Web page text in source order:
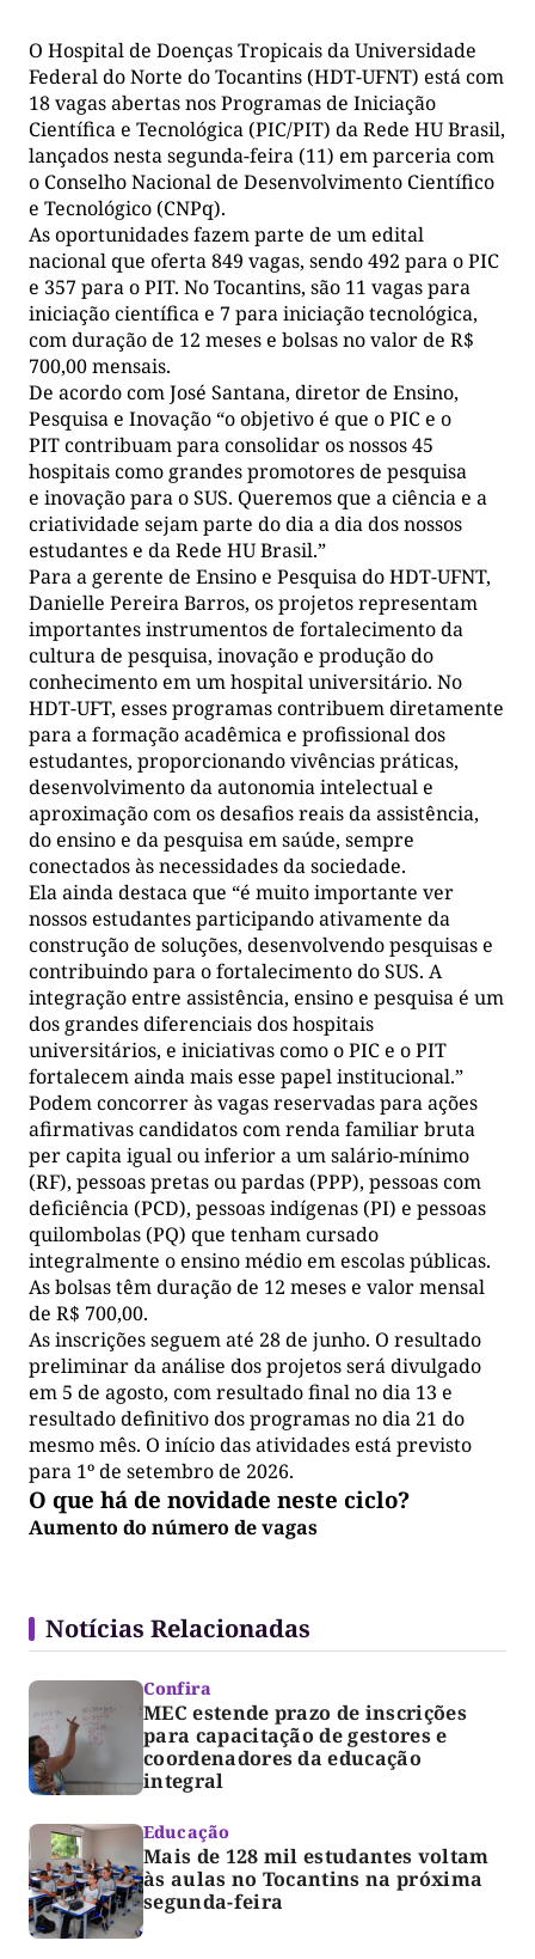
O Hospital de Doenças Tropicais da Universidade
Federal do Norte do Tocantins (HDT-UFNT) está com
18 vagas abertas nos Programas de Iniciação
Científica e Tecnológica (PIC/PIT) da Rede HU Brasil,
lançados nesta segunda-feira (11) em parceria com
o Conselho Nacional de Desenvolvimento Científico
e Tecnológico (CNPq).
As oportunidades fazem parte de um edital
nacional que oferta 849 vagas, sendo 492 para o PIC
e 357 para o PIT. No Tocantins, são 11 vagas para
iniciação científica e 7 para iniciação tecnológica,
com duração de 12 meses e bolsas no valor de R$
700,00 mensais.
De acordo com José Santana, diretor de Ensino,
Pesquisa e Inovação “o objetivo é que o PIC e o
PIT contribuam para consolidar os nossos 45
hospitais como grandes promotores de pesquisa
e inovação para o SUS. Queremos que a ciência e a
criatividade sejam parte do dia a dia dos nossos
estudantes e da Rede HU Brasil.”
Para a gerente de Ensino e Pesquisa do HDT-UFNT,
Danielle Pereira Barros, os projetos representam
importantes instrumentos de fortalecimento da
cultura de pesquisa, inovação e produção do
conhecimento em um hospital universitário. No
HDT-UFT, esses programas contribuem diretamente
para a formação acadêmica e profissional dos
estudantes, proporcionando vivências práticas,
desenvolvimento da autonomia intelectual e
aproximação com os desafios reais da assistência,
do ensino e da pesquisa em saúde, sempre
conectados às necessidades da sociedade.
Ela ainda destaca que “é muito importante ver
nossos estudantes participando ativamente da
construção de soluções, desenvolvendo pesquisas e
contribuindo para o fortalecimento do SUS. A
integração entre assistência, ensino e pesquisa é um
dos grandes diferenciais dos hospitais
universitários, e iniciativas como o PIC e o PIT
fortalecem ainda mais esse papel institucional.”
Podem concorrer às vagas reservadas para ações
afirmativas candidatos com renda familiar bruta
per capita igual ou inferior a um salário-mínimo
(RF), pessoas pretas ou pardas (PPP), pessoas com
deficiência (PCD), pessoas indígenas (PI) e pessoas
quilombolas (PQ) que tenham cursado
integralmente o ensino médio em escolas públicas.
As bolsas têm duração de 12 meses e valor mensal
de R$ 700,00.
As inscrições seguem até 28 de junho. O resultado
preliminar da análise dos projetos será divulgado
em 5 de agosto, com resultado final no dia 13 e
resultado definitivo dos programas no dia 21 do
mesmo mês. O início das atividades está previsto
para 1º de setembro de 2026.
O que há de novidade neste ciclo?
Aumento do número de vagas
Notícias Relacionadas
Confira
MEC estende prazo de inscrições
para capacitação de gestores e
coordenadores da educação
integral
Educação
Mais de 128 mil estudantes voltam
às aulas no Tocantins na próxima
segunda-feira